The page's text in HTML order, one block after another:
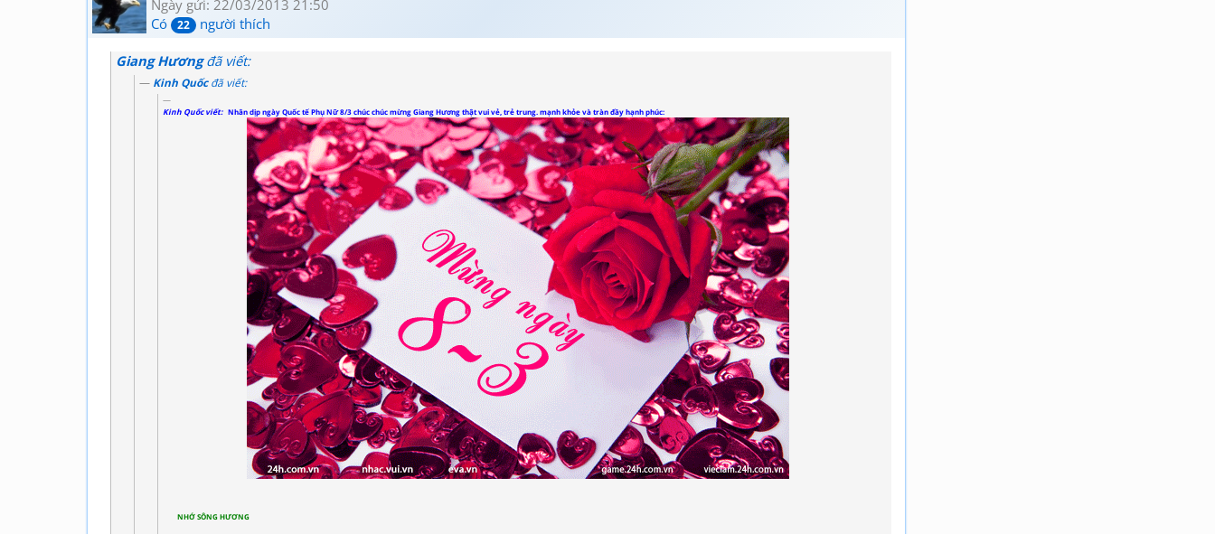
Ngày gửi: 22/03/2013 21:50
Có
22 người thích
Giang Hươngđã viết:
Kinh Quốcđã viết:
Kinh Quốc viết: Nhân dịp ngày Quốc tế Phụ Nữ 8/3 chúc chúc mừng Giang Hương thật vui vẻ, trẻ trung. mạnh khỏe và tràn đầy hạnh phúc:
NHỚ SÔNG HƯƠNG